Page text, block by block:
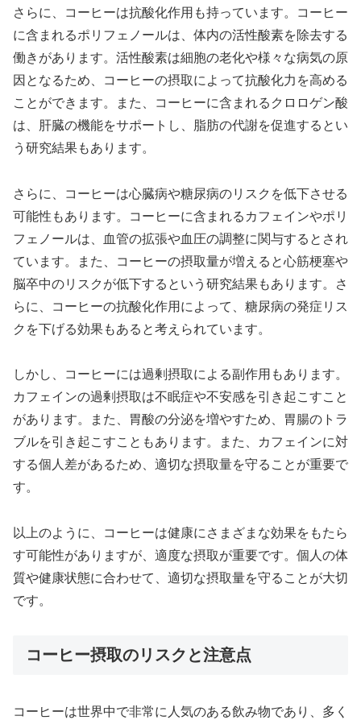
さらに、コーヒーは抗酸化作用も持っています。コーヒー
に含まれるポリフェノールは、体内の活性酸素を除去する
働きがあります。活性酸素は細胞の老化や様々な病気の原
因となるため、コーヒーの摂取によって抗酸化力を高める
ことができます。また、コーヒーに含まれるクロロゲン酸
は、肝臓の機能をサポートし、脂肪の代謝を促進するとい
う研究結果もあります。
さらに、コーヒーは心臓病や糖尿病のリスクを低下させる
可能性もあります。コーヒーに含まれるカフェインやポリ
フェノールは、血管の拡張や血圧の調整に関与するとされ
ています。また、コーヒーの摂取量が増えると心筋梗塞や
脳卒中のリスクが低下するという研究結果もあります。さ
らに、コーヒーの抗酸化作用によって、糖尿病の発症リス
クを下げる効果もあると考えられています。
しかし、コーヒーには過剰摂取による副作用もあります。
カフェインの過剰摂取は不眠症や不安感を引き起こすこと
があります。また、胃酸の分泌を増やすため、胃腸のトラ
ブルを引き起こすこともあります。また、カフェインに対
する個人差があるため、適切な摂取量を守ることが重要で
す。
以上のように、コーヒーは健康にさまざまな効果をもたら
す可能性がありますが、適度な摂取が重要です。個人の体
質や健康状態に合わせて、適切な摂取量を守ることが大切
です。
コーヒー摂取のリスクと注意点
コーヒーは世界中で非常に人気のある飲み物であり、多く